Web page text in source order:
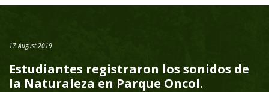
navigation
17 August 2019
Estudiantes registraron los sonidos de
la Naturaleza en Parque Oncol.